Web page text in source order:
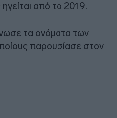
από το 2019.
τα ονόματα των
παρουσίασε στον